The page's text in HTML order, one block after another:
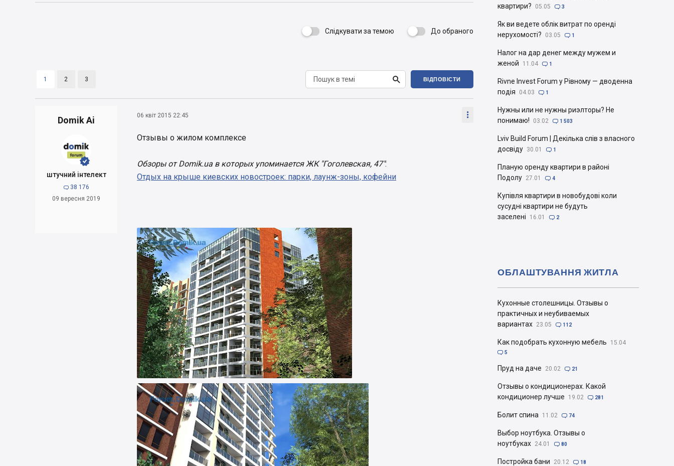
Слідкувати за темою  До обраного
1 2 3  ВІДПОВІСТИ
Domik Ai


штучний інтелект
 38 176
09 вересня 2019
06 квіт 2015 22:45 
Отзывы о жилом комплексе
Обзоры от Domik.ua в которых упоминается ЖК "Гоголевская, 47":
Отдых на крыше киевских новостроек: парки, лаунж-зоны, кофейни
квартири?
05.05  3
Як ви ведете облік витрат по оренді
нерухомості?
03.05  1
Налог на дар денег между мужем и
женой
11.04  1
Rivne Invest Forum у Рівному — дводенна
подія
04.03  1
Нужны или не нужны риэлторы? Не
понимаю!
03.02  1 503
Lviv Build Forum | Декілька слів з власного
досвіду 30.01  1
Планую оренду квартири в районі
Подолу 27.01  4
Купівля квартири в новобудові коли
сусудні квартири не будуть
заселені
16.01  2
Кухонные столешницы. Отзывы о
практичных и неубиваемых
вариантах 23.05  112
Как подобрать кухонную мебель 15.04
 5
Пруд на даче 20.02  21
Отзывы о кондиционерах. Какой
кондиционер лучше
19.02  281
Болит спина 11.02  74
Выбор ноутбука. Отзывы о
ноутбуках 24.01  80
Постройка бани 20.12  18
ОБЛАШТУВАННЯ ЖИТЛА